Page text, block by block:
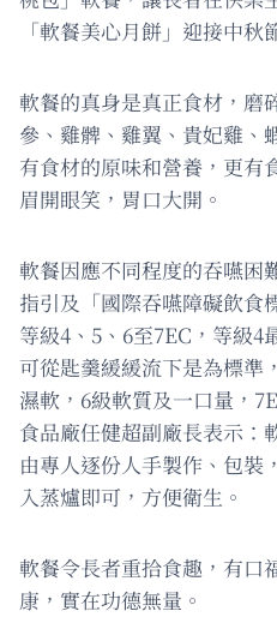
「軟餐美心月餅」迎接中秋
軟餐的真身是真正食材，磨
參、雞髀、雞翼、貴妃雞、
有食材的原味和營養，更有
眉開眼笑，胃口大開。
軟餐因應不同程度的吞嚥困
指引及「國際吞嚥障礙飲
等級4、5、6至7EC，等級4
可從匙羹緩緩流下是為標準
濕軟，6級軟質及一口量，
食品廠任健超副廠長表示：
由專人逐份人手製作、包裝
入蒸爐即可，方便衛生。
軟餐令長者重拾食趣，有口
康，實在功德無量。